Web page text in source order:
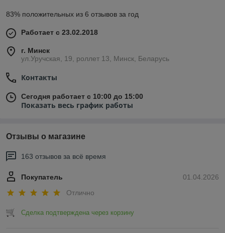
83% положительных из 6 отзывов за год
Работает с 23.02.2018
г. Минск
ул.Уручская, 19, роллет 13, Минск, Беларусь
Контакты
Сегодня работает с 10:00 до 15:00
Показать весь график работы
Отзывы о магазине
163 отзывов за всё время
01.04.2026
Покупатель
Отлично
Сделка подтверждена через корзину